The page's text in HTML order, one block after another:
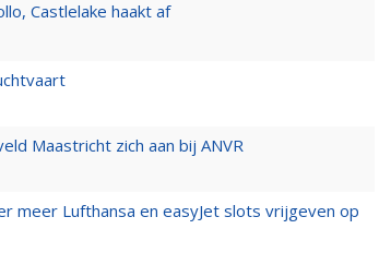
Castlelake haakt af
Maastricht zich aan bij ANVR
meer Lufthansa en easyJet slots vrijgeven op